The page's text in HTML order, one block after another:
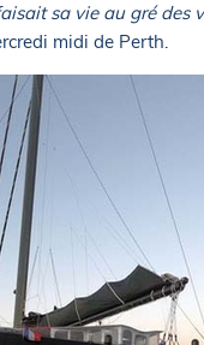
sa vie au gré des
midi de Perth.